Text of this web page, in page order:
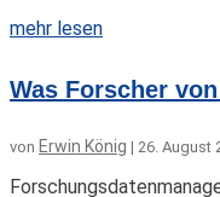
mehr lesen
Was Forscher
von Erwin König | 26. August